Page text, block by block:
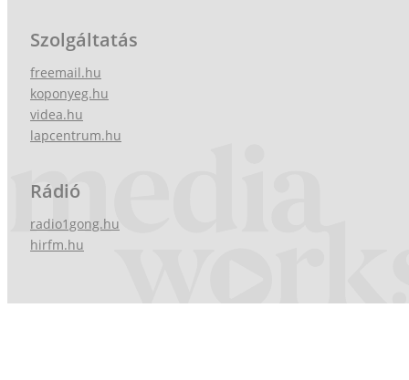
Szolgáltatás
freemail.hu
koponyeg.hu
videa.hu
lapcentrum.hu
Rádió
radio1gong.hu
hirfm.hu